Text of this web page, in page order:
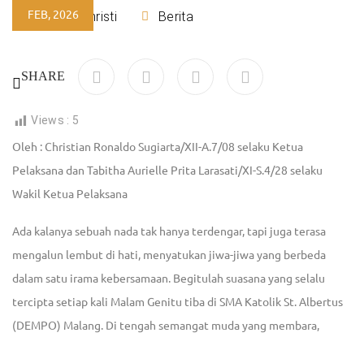
By Lydia Christi Berita
FEB, 2026
SHARE
Views : 5
Oleh : Christian Ronaldo Sugiarta/XII-A.7/08 selaku Ketua
Pelaksana dan Tabitha Aurielle Prita Larasati/XI-S.4/28 selaku
Wakil Ketua Pelaksana
Ada kalanya sebuah nada tak hanya terdengar, tapi juga terasa
mengalun lembut di hati, menyatukan jiwa-jiwa yang berbeda
dalam satu irama kebersamaan. Begitulah suasana yang selalu
tercipta setiap kali Malam Genitu tiba di SMA Katolik St. Albertus
(DEMPO) Malang. Di tengah semangat muda yang membara,